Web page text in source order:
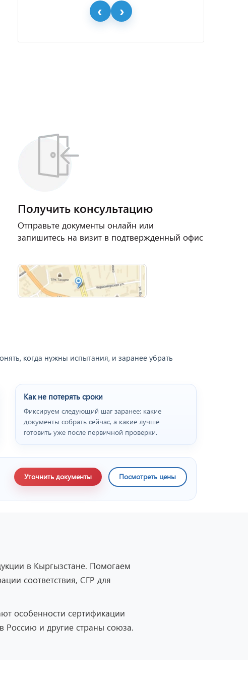
Получить консультацию
Отправьте документы онлайн или
запишитесь на визит в подтвержденный офис
когда нужны испытания, и заранее убрать
Как не потерять сроки
Фиксируем следующий шаг заранее: какие
документы собрать сейчас, а какие лучше
готовить уже после первичной проверки.
Уточнить документы Посмотреть цены
в Кыргызстане. Помогаем
соответствия, СГР для
особенности сертификации
Россию и другие страны союза.